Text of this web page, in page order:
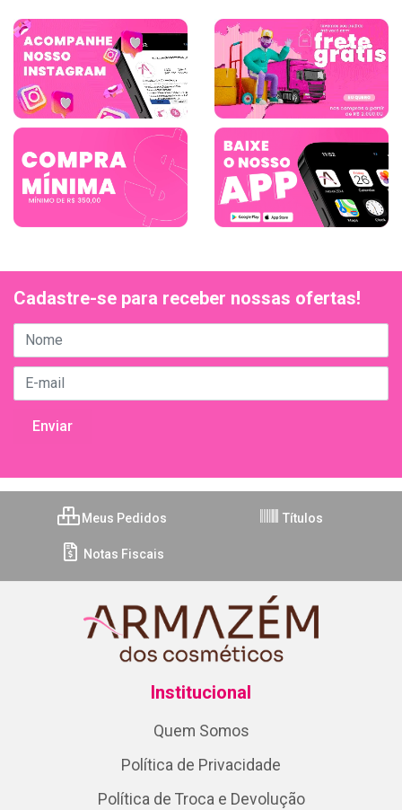
Cadastre-se para receber nossas ofertas!
Meus Pedidos Títulos
Notas Fiscais
Institucional
Quem Somos
Política de Privacidade
Política de Troca e Devolução